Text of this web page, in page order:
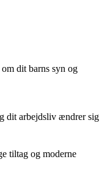
dit barns syn og
dit arbejdsliv ændrer sig
tiltag og moderne